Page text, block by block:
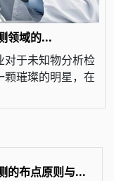
领域的...
对于未知物分析检
璀璨的明星，在
的布点原则与...